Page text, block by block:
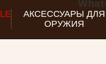
АКСЕССУАРЫ ДЛЯ
ОРУЖИЯ